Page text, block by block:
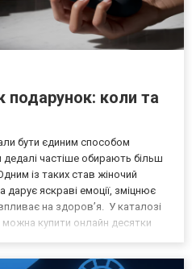
подарунок: коли та
бути єдиним способом
дедалі частіше обирають більш
із таких став жіночий
дарує яскраві емоції, зміцнює
на здоров’я. У каталозі
можна купити онлайн десятки